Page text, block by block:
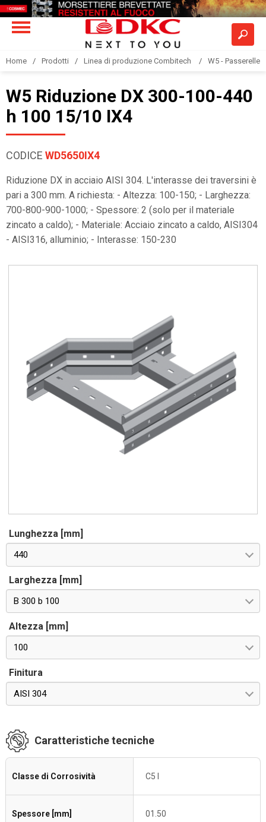
Home Prodotti Linea di produzione Combitech W5 - Passerelle
W5 Riduzione DX 300-100-440
h 100 15/10 IX4
CODICE WD5650IX4
Riduzione DX in acciaio AISI 304. L'interasse dei traversini è
pari a 300 mm. A richiesta: - Altezza: 100-150; - Larghezza:
700-800-900-1000; - Spessore: 2 (solo per il materiale
zincato a caldo); - Materiale: Acciaio zincato a caldo, AISI304
- AISI316, alluminio; - Interasse: 150-230
Lunghezza [mm]
440
Larghezza [mm]
B 300 b 100
Altezza [mm]
100
Finitura
AISI 304
Caratteristiche tecniche
Classe di Corrosività C5 I
Spessore [mm] 01.50